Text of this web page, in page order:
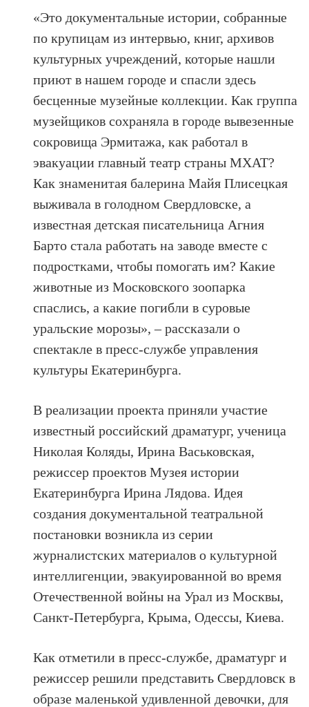
«Это документальные истории, собранные
по крупицам из интервью, книг, архивов
культурных учреждений, которые нашли
приют в нашем городе и спасли здесь
бесценные музейные коллекции. Как группа
музейщиков сохраняла в городе вывезенные
сокровища Эрмитажа, как работал в
эвакуации главный театр страны МХАТ?
Как знаменитая балерина Майя Плисецкая
выживала в голодном Свердловске, а
известная детская писательница Агния
Барто стала работать на заводе вместе с
подростками, чтобы помогать им? Какие
животные из Московского зоопарка
спаслись, а какие погибли в суровые
уральские морозы», – рассказали о
спектакле в пресс-службе управления
культуры Екатеринбурга.
В реализации проекта приняли участие
известный российский драматург, ученица
Николая Коляды, Ирина Васьковская,
режиссер проектов Музея истории
Екатеринбурга Ирина Лядова. Идея
создания документальной театральной
постановки возникла из серии
журналистских материалов о культурной
интеллигенции, эвакуированной во время
Отечественной войны на Урал из Москвы,
Санкт-Петербурга, Крыма, Одессы, Киева.
Как отметили в пресс-службе, драматург и
режиссер решили представить Свердловск в
образе маленькой удивленной девочки, для